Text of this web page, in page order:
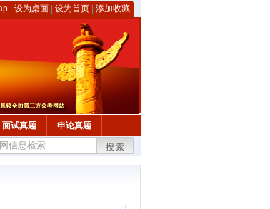
设为桌面 设为首页 添加收藏
面试真题 申论真题
搜索